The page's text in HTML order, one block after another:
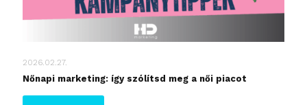
2026.02.27.
Nőnapi marketing: így szólítsd meg a női piacot